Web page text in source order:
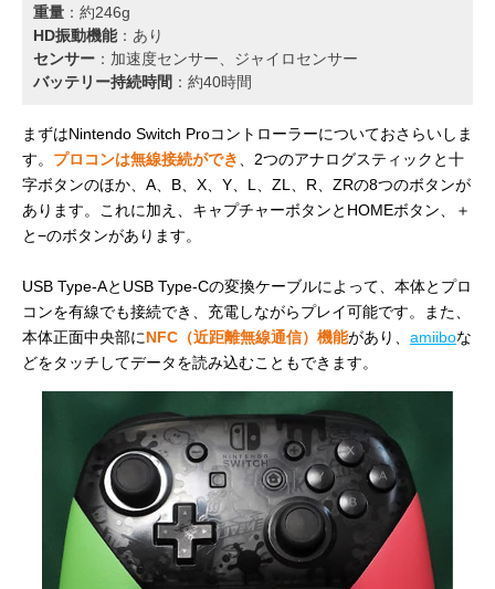
重量 ：約246g
HD振動機能：あり
センサー ：加速度センサー、ジャイロセンサー
バッテリー持続時間 ：約40時間
まずはNintendo Switch Proコントローラーについておさらいしま
す。 プロコンは無線接続ができ、2つのアナログスティックと十
字ボタンのほか、A、B、X、Y、L、ZL、R、ZRの8つのボタンが
あります。これに加え、キャプチャーボタンとHOMEボタン、＋
と−のボタンがあります。
USB Type-AとUSB Type-Cの変換ケーブルによって、本体とプロ
コンを有線でも接続でき、充電しながらプレイ可能です。また、
本体正面中央部にNFC（近距離無線通信）機能があり、 amiiboな
どをタッチしてデータを読み込むこともできます。